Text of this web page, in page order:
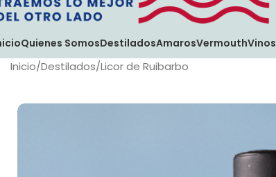
Quienes SomosDestiladosAmarosVermouthVinos
Inicio Destilados Licor de Ruibarbo